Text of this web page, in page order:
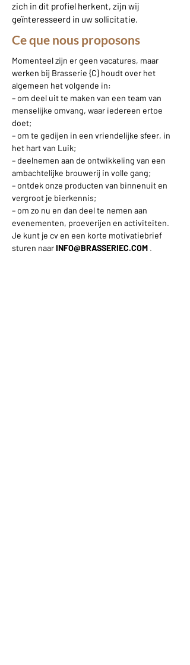
zich in dit profiel herkent, zijn wij
geïnteresseerd in uw sollicitatie.
Ce que nous proposons
Momenteel zijn er geen vacatures, maar
werken bij Brasserie {C} houdt over het
algemeen het volgende in:
– om deel uit te maken van een team van
menselijke omvang, waar iedereen ertoe
doet;
– om te gedijen in een vriendelijke sfeer, in
het hart van Luik;
– deelnemen aan de ontwikkeling van een
ambachtelijke brouwerij in volle gang;
– ontdek onze producten van binnenuit en
vergroot je bierkennis;
– om zo nu en dan deel te nemen aan
evenementen, proeverijen en activiteiten.
Je kunt je cv en een korte motivatiebrief
sturen naarINFO@BRASSERIEC.COM .